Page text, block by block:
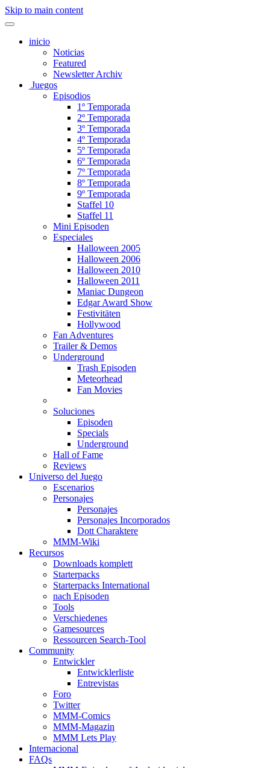
Skip to main content
inicio
Noticias
Featured
Newsletter Archiv
Juegos
Episodios
1º Temporada
2º Temporada
3º Temporada
4º Temporada
5º Temporada
6º Temporada
7º Temporada
8º Temporada
9º Temporada
Staffel 10
Staffel 11
Mini Episoden
Especiales
Halloween 2005
Halloween 2006
Halloween 2010
Halloween 2011
Maniac Dungeon
Edgar Award Show
Festivitäten
Hollywood
Fan Adventures
Trailer & Demos
Underground
Trash Episoden
Meteorhead
Fan Movies
Soluciones
Episoden
Specials
Underground
Hall of Fame
Reviews
Universo del Juego
Escenarios
Personajes
Personajes
Personajes Incorporados
Dott Charaktere
MMM-Wiki
Recursos
Downloads komplett
Starterpacks
Starterpacks International
nach Episoden
Tools
Verschiedenes
Gamesources
Ressourcen Search-Tool
Community
Entwickler
Entwicklerliste
Entrevistas
Foro
Twitter
MMM-Comics
MMM-Magazin
MMM Lets Play
Internacional
FAQs